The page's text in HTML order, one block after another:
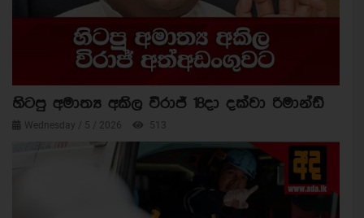
හිටපු අමාත්‍ය අකිල විරාජ් 18දා දක්වා රිමාන්ඩ්
Wednesday / 5 / 2026 513